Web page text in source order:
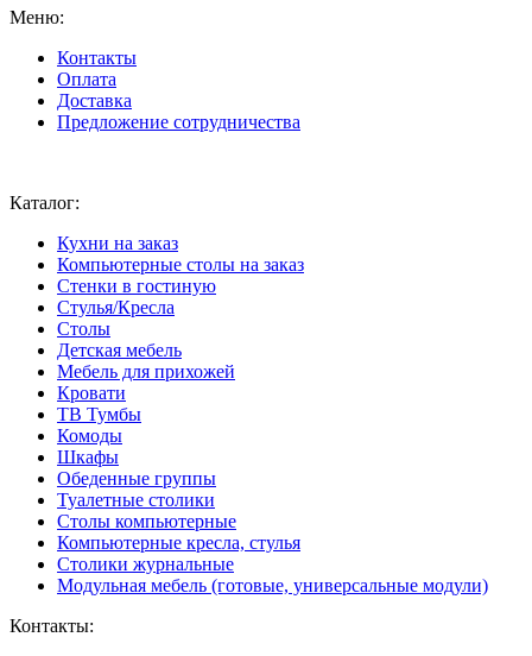
Меню:
Контакты
Оплата
Доставка
Предложение сотрудничества
Каталог:
Кухни на заказ
Компьютерные столы на заказ
Стенки в гостиную
Стулья/Кресла
Столы
Детская мебель
Мебель для прихожей
Кровати
ТВ Тумбы
Комоды
Шкафы
Обеденные группы
Туалетные столики
Столы компьютерные
Компьютерные кресла, стулья
Столики журнальные
Модульная мебель (готовые, универсальные модули)
Контакты: